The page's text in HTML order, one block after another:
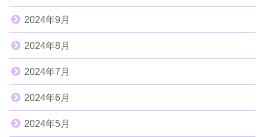
2024年9月
2024年8月
2024年7月
2024年6月
2024年5月